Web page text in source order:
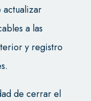
a las
y registro
de cerrar el